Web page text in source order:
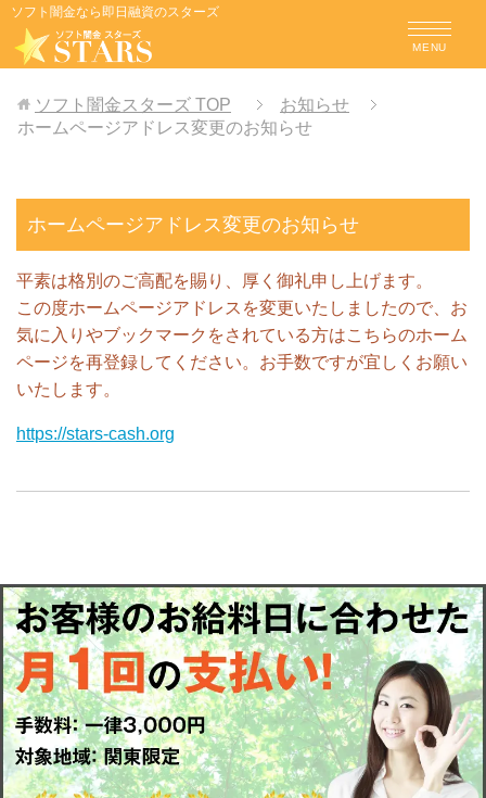
ソフト闇金なら即日融資のスターズ
MENU
ソフト闇金スターズ TOP
お知らせ
ホームページアドレス変更のお知らせ
ホームページアドレス変更のお知らせ
平素は格別のご高配を賜り、厚く御礼申し上げます。
この度ホームページアドレスを変更いたしましたので、お
気に入りやブックマークをされている方はこちらのホーム
ページを再登録してください。お手数ですが宜しくお願い
いたします。
https://stars-cash.org